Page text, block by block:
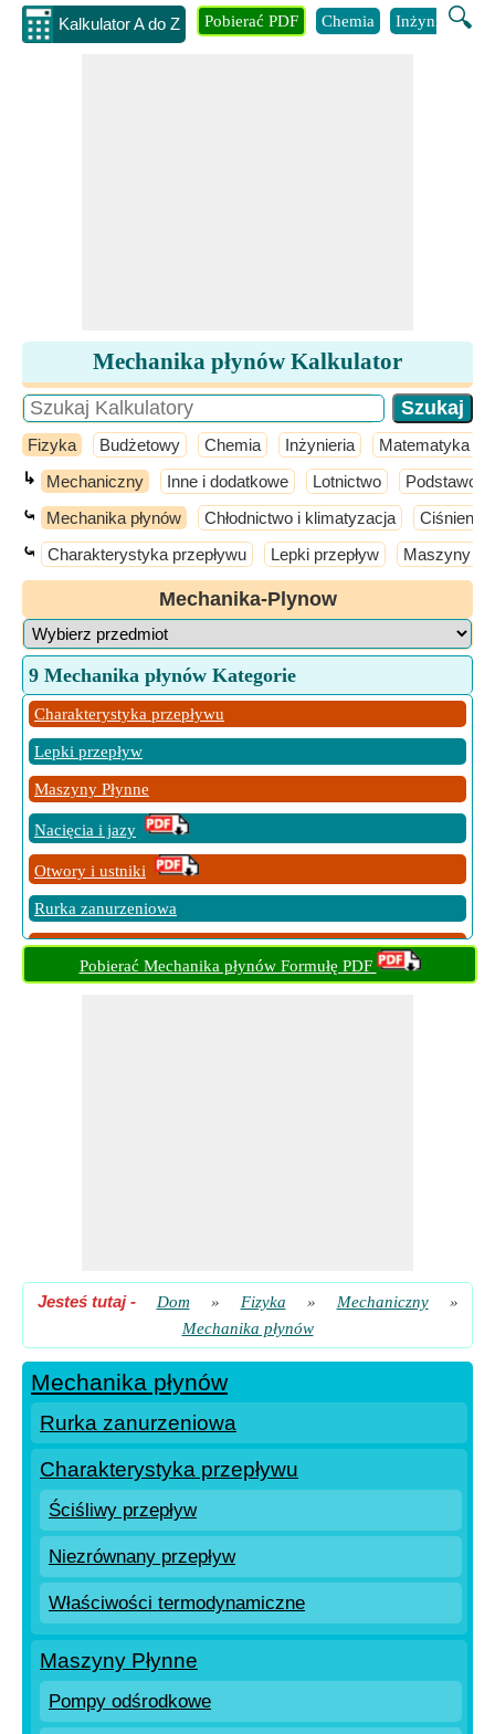
Kalkulator A do Z 🔍
Pobierać PDF Chemia Inżynieria
Mechanika płynów Kalkulator
Fizyka Budżetowy Chemia Inżynieria Matematyka
↳ Mechaniczny Inne i dodatkowe Lotnictwo
⤿ Mechanika płynów Chłodnictwo i klimatyzacja Ciśnienie
⤿ Charakterystyka przepływu Lepki przepływ Maszyny
Mechanika-Plynow
9 Mechanika płynów Kategorie
Charakterystyka przepływu
Lepki przepływ
Maszyny Płynne
Nacięcia i jazy
Otwory i ustniki
Rurka zanurzeniowa
Siły i dynamika
Statystyki płynów
Pobierać Mechanika płynów Formułę PDF
Jesteś tutaj- Dom » Fizyka » Mechaniczny
»
Mechanika płynów
Mechanika płynów
Rurka zanurzeniowa
Charakterystyka przepływu
Ściśliwy przepływ
Niezrównany przepływ
Właściwości termodynamiczne
Maszyny Płynne
Pompy odśrodkowe